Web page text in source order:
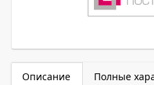
Описание Полные